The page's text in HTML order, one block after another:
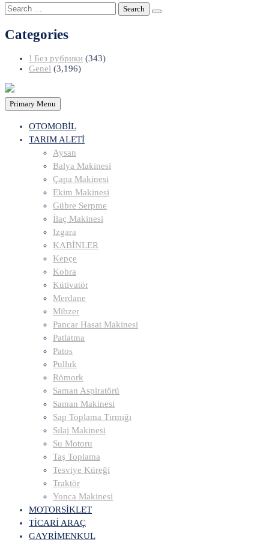
Search
for:
Categories
! Без рубрики (343)
Genel (3,196)
Primary Menu
OTOMOBİL
TARIM ALETİ
Aysan
Balya Makinesi
Çapa Makinesi
Ekim Makinesi
Gübre Serpme
İlaç Makinesi
Izgara
KABİNLER
Kepçe
Kobra
Kütivatör
Merdane
Mibzer
Pancar Hasat Makinesi
Patlatma
Patos
Pulluk
Römork
Saman Aspiratörü
Saman Makinesi
Sap Toplama Tırmığı
Sılaj Makinesi
Su Motoru
Taş Toplama
Tesviye Küreği
Traktör
Yonca Makinesi
MOTORSİKLET
TİCARİ ARAÇ
GAYRİMENKUL